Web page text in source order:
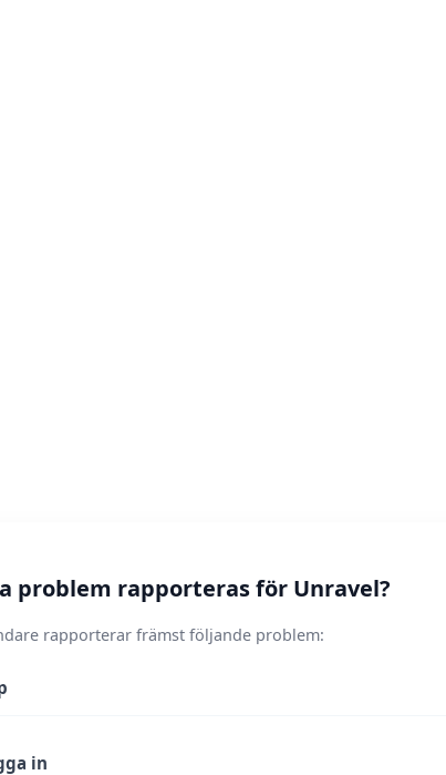
problem rapporteras för Unravel?
rapporterar främst följande problem:
in